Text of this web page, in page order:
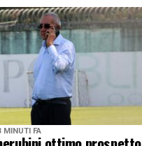
MINUTI FA